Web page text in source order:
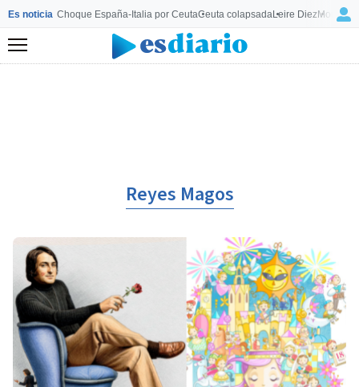
Es noticia Choque España-Italia por CeutaCeuta colapsadaLeire Diez
Menú
Reyes Magos